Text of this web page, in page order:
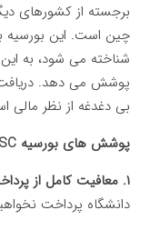
برجسته از کشورهای
چین است. این بورسیه
شناخته می شود، به
پوشش می دهد.
بی دغدغه از نظر مالی
پوشش های بورسیه CSC:
۱. معافیت کامل از پرداخت شهریه:
دانشگاه پرداخت